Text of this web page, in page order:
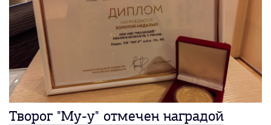
Творог "Му-у" отмечен наградой